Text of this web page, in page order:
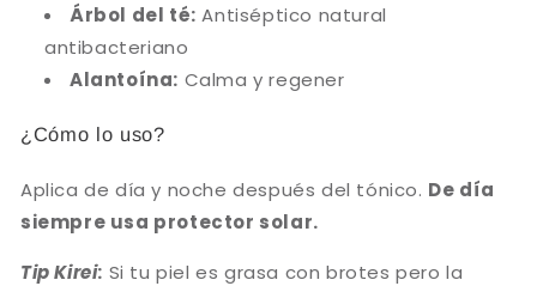
Árbol del té: Antiséptico natural
antibacteriano
Alantoína: Calma y regener
¿Cómo lo uso?
Aplica de día y noche después del tónico. De día
siempre usa protector solar.
Tip Kirei: Si tu piel es grasa con brotes pero la